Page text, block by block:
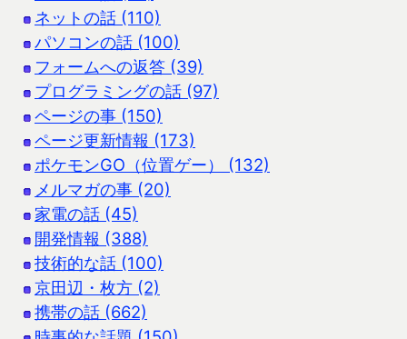
ネットの話 (110)
パソコンの話 (100)
フォームへの返答 (39)
プログラミングの話 (97)
ページの事 (150)
ページ更新情報 (173)
ポケモンGO（位置ゲー） (132)
メルマガの事 (20)
家電の話 (45)
開発情報 (388)
技術的な話 (100)
京田辺・枚方 (2)
携帯の話 (662)